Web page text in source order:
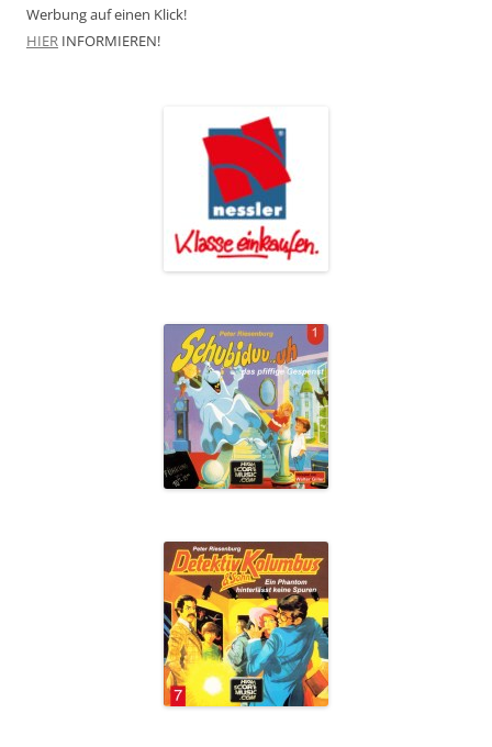
Werbung auf einen Klick!
HIER INFORMIEREN!